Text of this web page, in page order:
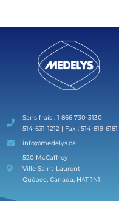
Sans frais : 1 866 730-3130
514-631-1212 | Fax : 514-819-6181
info@medelys.ca
520 McCaffrey
Ville Saint-Laurent
Québec, Canada, H4T 1N1